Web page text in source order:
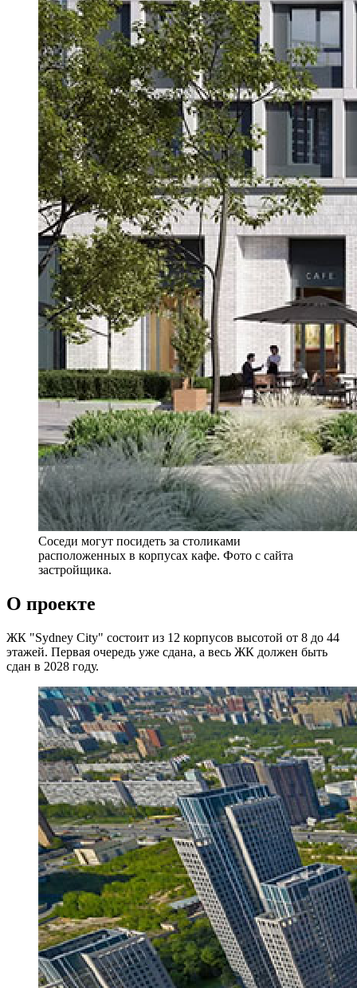
Соседи могут посидеть за столиками
расположенных в корпусах кафе. Фото с сайта
застройщика.
О проекте
ЖК "Sydney City" состоит из 12 корпусов высотой от 8 до 44
этажей. Первая очередь уже сдана, а весь ЖК должен быть
сдан в 2028 году.